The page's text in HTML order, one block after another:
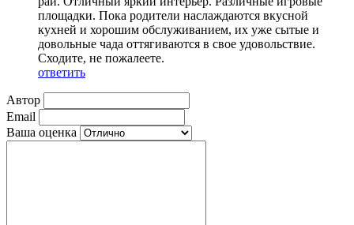
площадки. Пока родители наслаждаются вкусной
кухней и хорошим обслуживанием, их уже сытые и
довольные чада оттягиваются в свое удовольствие.
Сходите, не пожалеете.
ответить
Автор
Email
Ваша оценка